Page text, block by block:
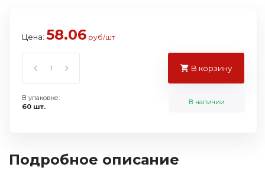
Цена: 58.06 руб/шт
В корзину
В упаковке:
60 шт.
В наличии
Подробное описание